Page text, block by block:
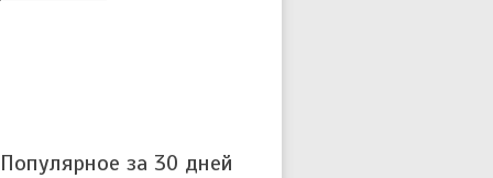
Популярное за 30 дней